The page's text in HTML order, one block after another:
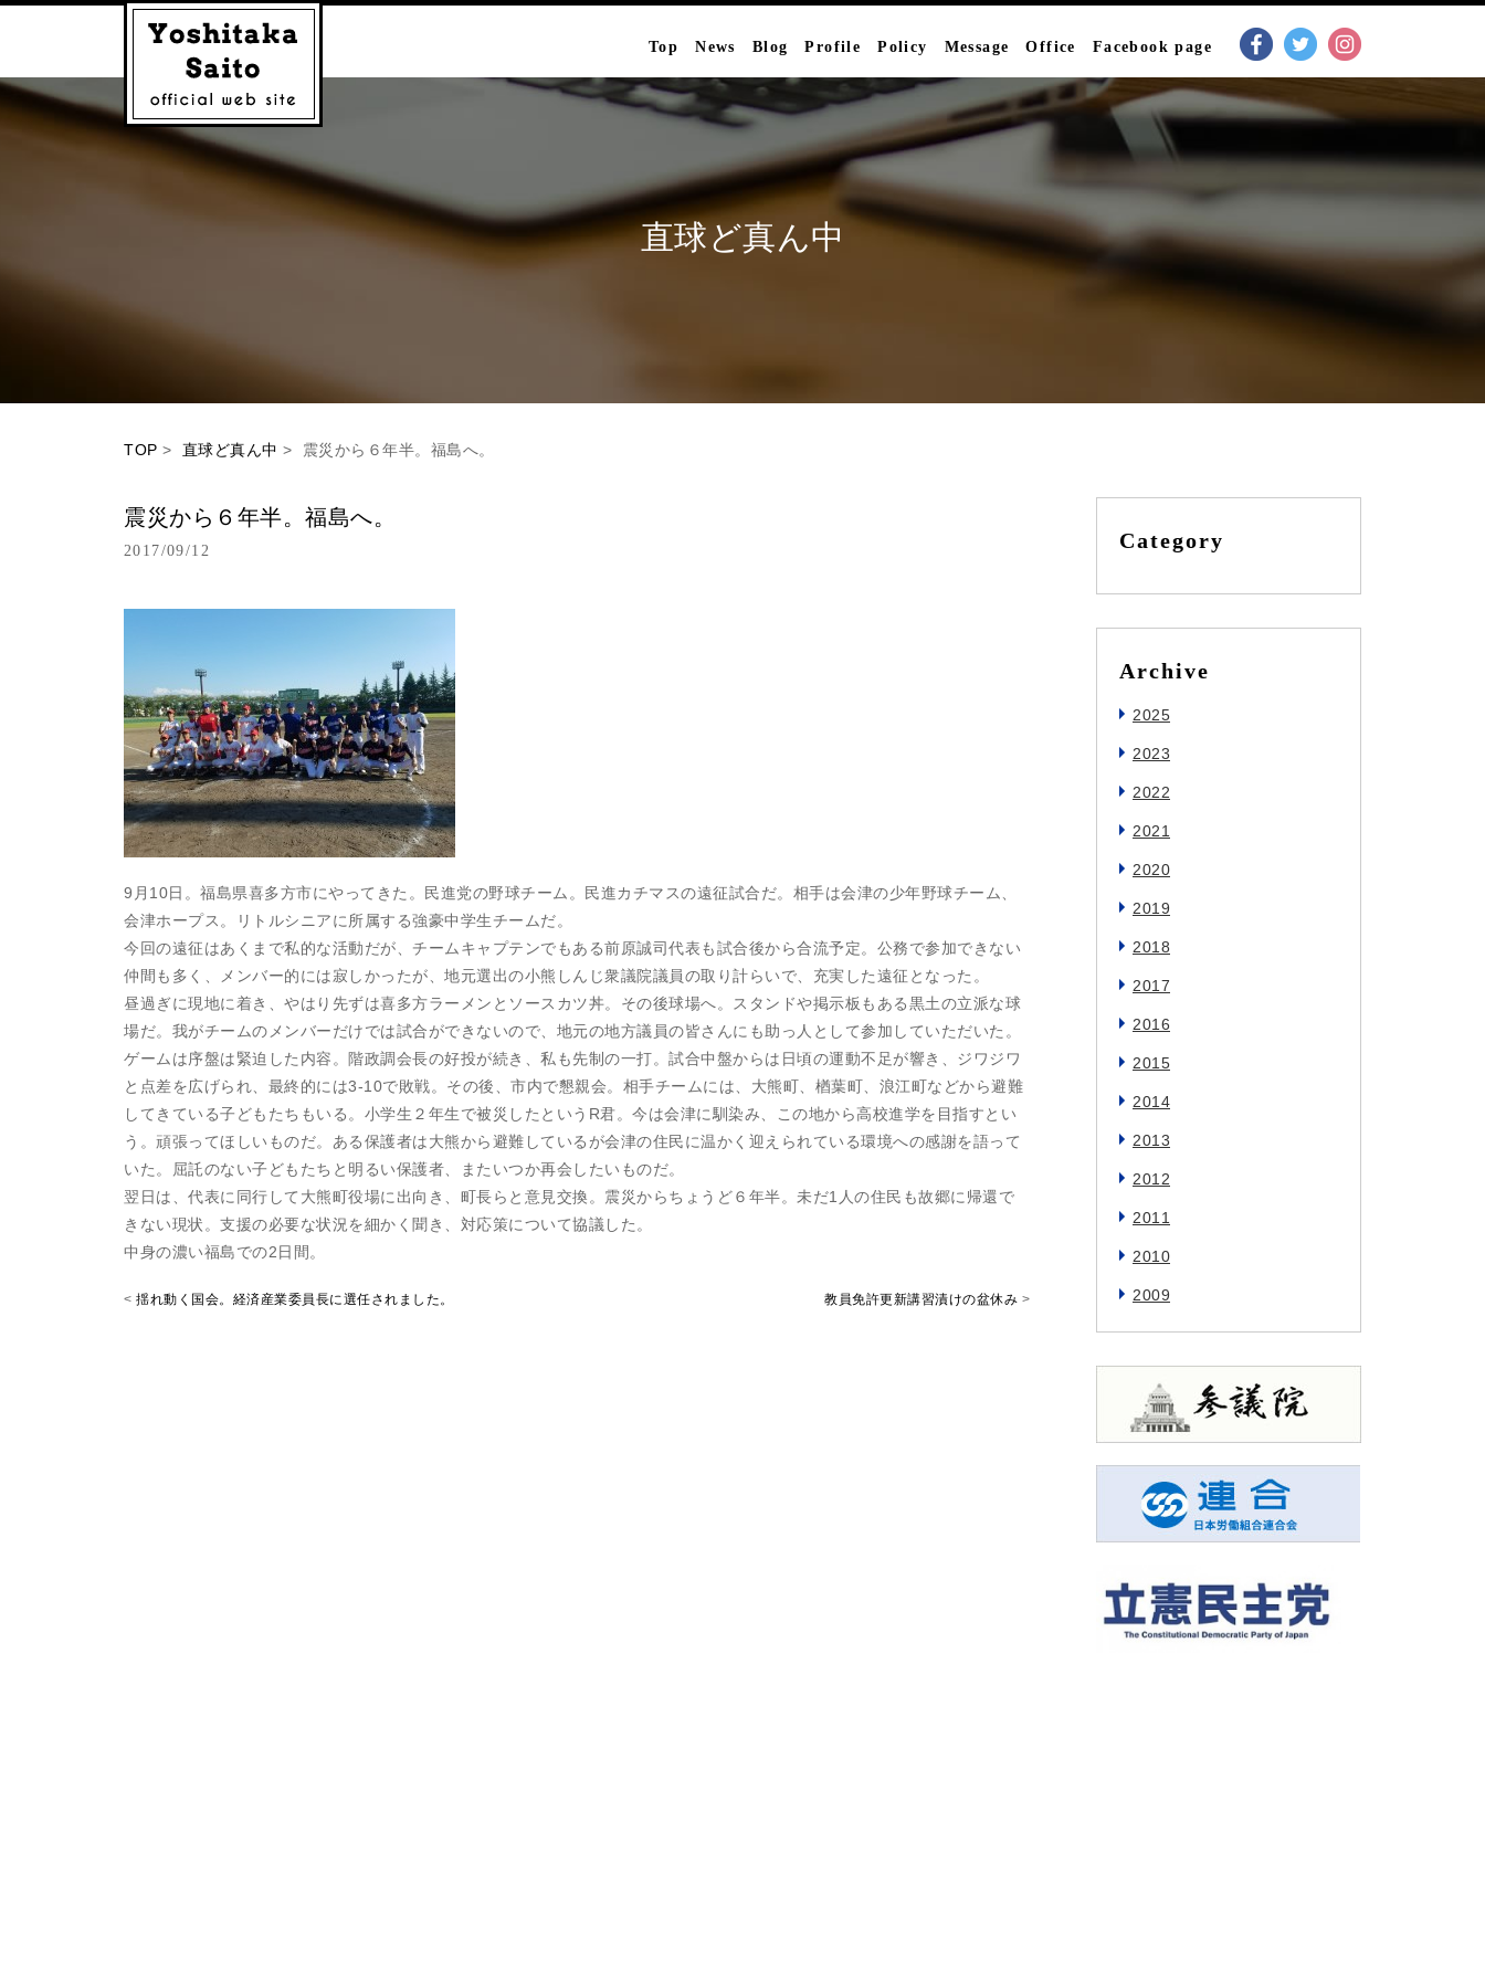
Top News Blog Profile Policy Message Office Facebook page
直球ど真ん中
TOP > 直球ど真ん中 > 震災から６年半。福島へ。
震災から６年半。福島へ。
2017/09/12
9月10日。福島県喜多方市にやってきた。民進党の野球チーム。民進カチマスの遠征試合だ。相手は会津の少年野球チーム、
会津ホープス。リトルシニアに所属する強豪中学生チームだ。
今回の遠征はあくまで私的な活動だが、チームキャプテンでもある前原誠司代表も試合後から合流予定。公務で参加できない
仲間も多く、メンバー的には寂しかったが、地元選出の小熊しんじ衆議院議員の取り計らいで、充実した遠征となった。
昼過ぎに現地に着き、やはり先ずは喜多方ラーメンとソースカツ丼。その後球場へ。スタンドや掲示板もある黒土の立派な球
場だ。我がチームのメンバーだけでは試合ができないので、地元の地方議員の皆さんにも助っ人として参加していただいた。
ゲームは序盤は緊迫した内容。階政調会長の好投が続き、私も先制の一打。試合中盤からは日頃の運動不足が響き、ジワジワ
と点差を広げられ、最終的には3-10で敗戦。その後、市内で懇親会。相手チームには、大熊町、楢葉町、浪江町などから避難
してきている子どもたちもいる。小学生２年生で被災したというR君。今は会津に馴染み、この地から高校進学を目指すとい
う。頑張ってほしいものだ。ある保護者は大熊から避難しているが会津の住民に温かく迎えられている環境への感謝を語って
いた。屈託のない子どもたちと明るい保護者、またいつか再会したいものだ。
翌日は、代表に同行して大熊町役場に出向き、町長らと意見交換。震災からちょうど６年半。未だ1人の住民も故郷に帰還で
きない現状。支援の必要な状況を細かく聞き、対応策について協議した。
中身の濃い福島での2日間。
< 揺れ動く国会。経済産業委員長に選任されました。 教員免許更新講習漬けの盆休み >
Category
Archive
2025
2023
2022
2021
2020
2019
2018
2017
2016
2015
2014
2013
2012
2011
2010
2009